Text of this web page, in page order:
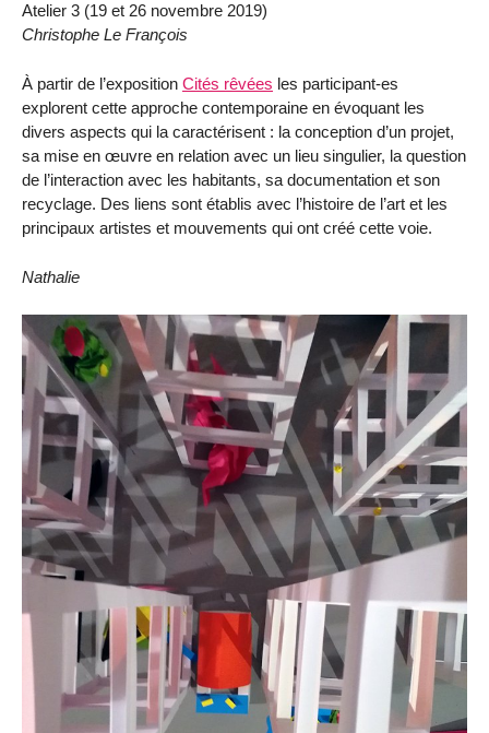
Atelier 3 (19 et 26 novembre 2019)
Christophe Le François
À partir de l’exposition Cités rêvées les participant-es
explorent cette approche contemporaine en évoquant les
divers aspects qui la caractérisent : la conception d’un projet,
sa mise en œuvre en relation avec un lieu singulier, la question
de l’interaction avec les habitants, sa documentation et son
recyclage. Des liens sont établis avec l’histoire de l’art et les
principaux artistes et mouvements qui ont créé cette voie.
Nathalie